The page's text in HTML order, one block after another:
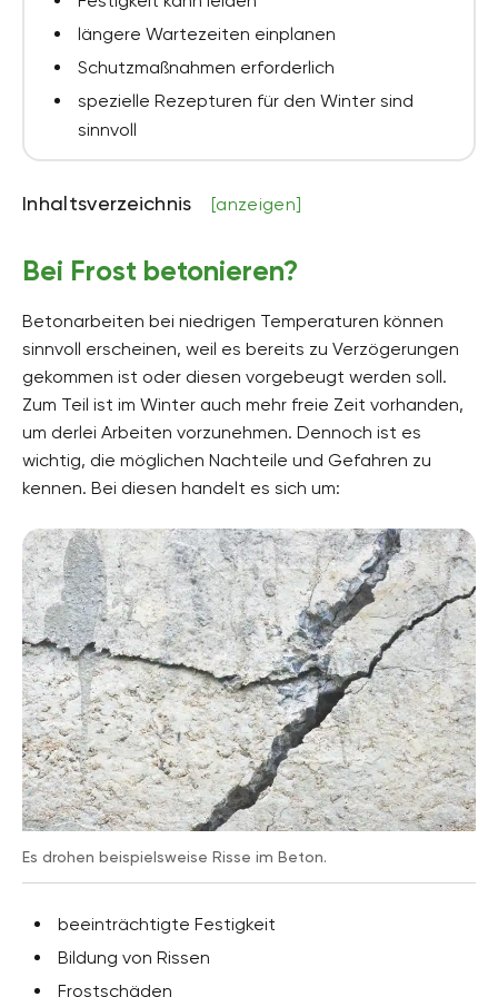
längere Wartezeiten einplanen
Schutzmaßnahmen erforderlich
spezielle Rezepturen für den Winter sind
sinnvoll
Inhaltsverzeichnis [anzeigen]
Bei Frost betonieren?
Betonarbeiten bei niedrigen Temperaturen können
sinnvoll erscheinen, weil es bereits zu Verzögerungen
gekommen ist oder diesen vorgebeugt werden soll.
Zum Teil ist im Winter auch mehr freie Zeit vorhanden,
um derlei Arbeiten vorzunehmen. Dennoch ist es
wichtig, die möglichen Nachteile und Gefahren zu
kennen. Bei diesen handelt es sich um:
Es drohen beispielsweise Risse im Beton.
beeinträchtigte Festigkeit
Bildung von Rissen
Frostschäden